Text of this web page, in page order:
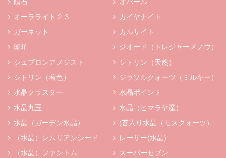
オーラライト２３
カイヤナイト
ガーネット
カルサイト
琥珀
ジオード（トレジャーメノウ）
シェブロンアメジスト
シトリン（天然）
シトリン（着色）
ジラソルクォーツ（ミルキー）
水晶クラスター
水晶ポイント
水晶丸玉
水晶（ヒマラヤ産）
水晶（ガーデン水晶）
(苔入り水晶（モスクォーツ）
（水晶）レムリアンシード
レーザー(水晶)
（水晶）ファントム
スーパーセブン